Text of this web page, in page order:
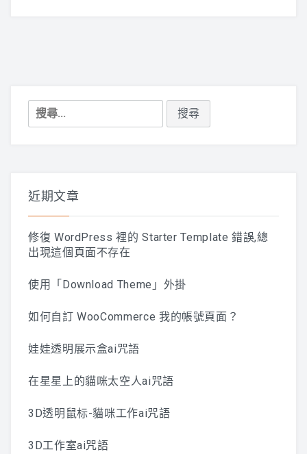
搜
尋
近期文章
修復 WordPress 裡的 Starter Template 錯誤,總
出現這個頁面不存在
使用「Download Theme」外掛
如何自訂 WooCommerce 我的帳號頁面？
娃娃透明展示盒ai咒語
在星星上的貓咪太空人ai咒語
3D透明鼠标-貓咪工作ai咒語
3D工作室ai咒語